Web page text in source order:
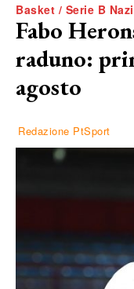
Basket / Serie B
Fabo
raduno:
agosto
Redazione PtSport